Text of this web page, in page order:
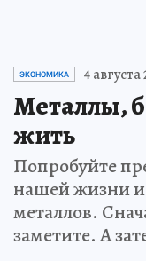
ЭКОНОМИКА 4 августа
Металлы,
жить
Попробуйте
нашей жизни
металлов.
заметите. А